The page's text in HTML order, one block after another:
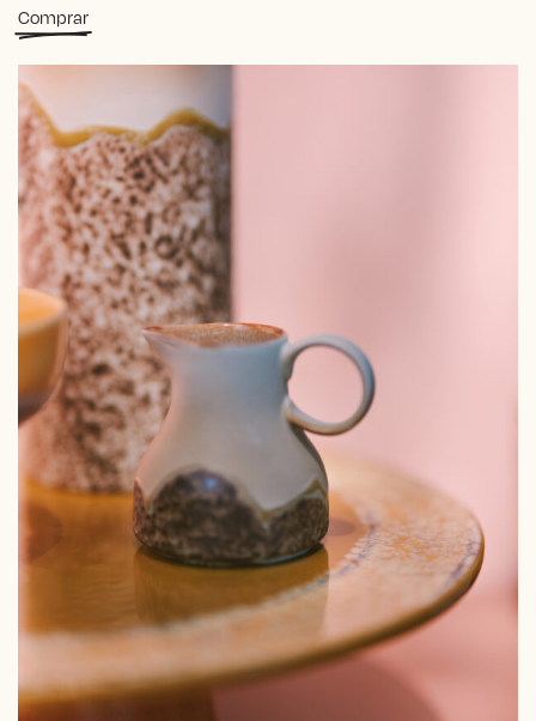
Comprar